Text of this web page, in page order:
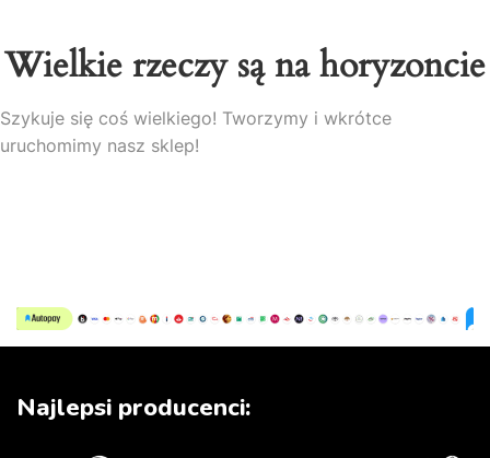
Wielkie rzeczy są na horyzoncie
Szykuje się coś wielkiego! Tworzymy i wkrótce
uruchomimy nasz sklep!
Najlepsi producenci: